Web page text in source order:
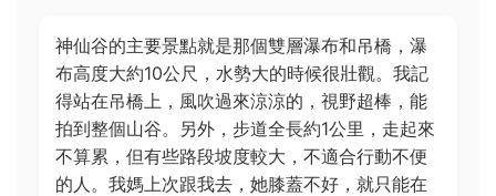
神仙谷的主要景點就是那個雙層瀑布和吊橋，瀑
布高度大約10公尺，水勢大的時候很壯觀。我記
得站在吊橋上，風吹過來涼涼的，視野超棒，能
拍到整個山谷。另外，步道全長約1公里，走起來
不算累，但有些路段坡度較大，不適合行動不便
的人。我媽上次跟我去，她膝蓋不好，就只能在